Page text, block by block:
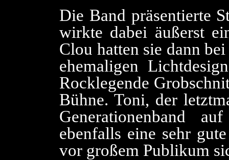
Die Band präsentierte
wirkte dabei äußerst
Clou hatten sie dann
ehemaligen
Rocklegende
Bühne. Toni, der
Generationenband
ebenfalls eine sehr
vor großem Publikum